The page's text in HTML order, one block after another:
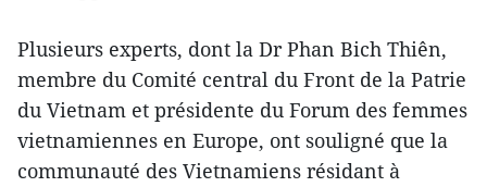
Plusieurs experts, dont la Dr Phan Bich Thiên,
membre du Comité central du Front de la Patrie
du Vietnam et présidente du Forum des femmes
vietnamiennes en Europe, ont souligné que la
communauté des Vietnamiens résidant à